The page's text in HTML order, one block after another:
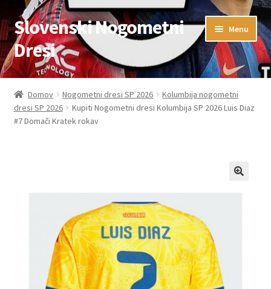
Skip
to
navigation
Skip
to
content
Slovenski Nogometni
Dresi
Menu
Domov
Blog
Trgovina
Domov Nogometni dresi SP 2026
Kolumbija nogometni
dresi SP 2026
Kupiti Nogometni dresi Kolumbija SP 2026 Luis Diaz
#7 Domači Kratek rokav